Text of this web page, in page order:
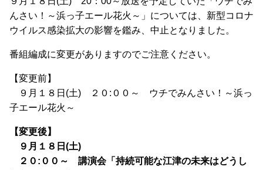
んさい！～浜っ子エール花火～」については、新型コロナ
ウイルス感染拡大の影響を鑑み、中止となりました。
番組編成に変更がありますのでご注意ください。
【変更前】
９月１８日(土) ２０:００～ ウチでみんさい！～浜っ
子エール花火～
【変更後】
９月１８日(土)
２０:００～ 講演会「持続可能な江津の未来はどうし